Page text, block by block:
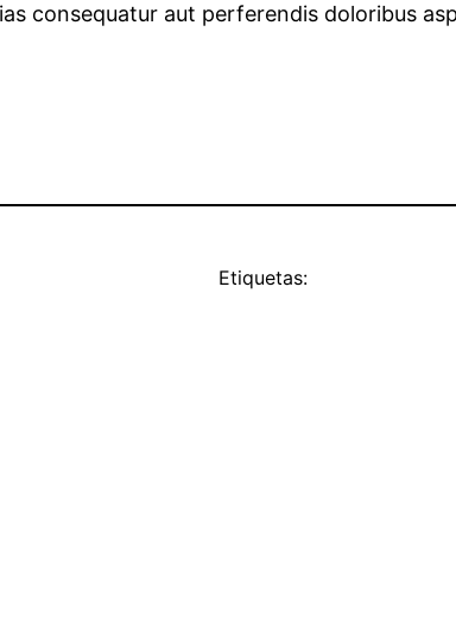
consequatur aut perferendis doloribus
Etiquetas: